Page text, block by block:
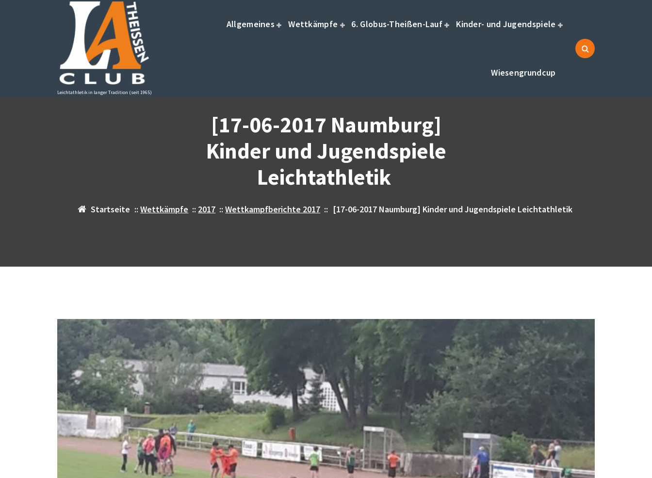
Leichtathletik in langer Tradition (seit 1965)
Allgemeines Wettkämpfe 6. Globus-Theißen-Lauf Kinder- und Jugendspiele
Wiesengrundcup
[17-06-2017 Naumburg]
Kinder und Jugendspiele
Leichtathletik
Startseite ::Wettkämpfe :: 2017 ::Wettkampfberichte 2017 :: [17-06-2017 Naumburg] Kinder und Jugendspiele Leichtathletik